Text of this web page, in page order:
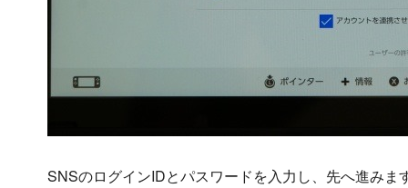
SNSのログインIDとパスワードを入力し、先へ進みま